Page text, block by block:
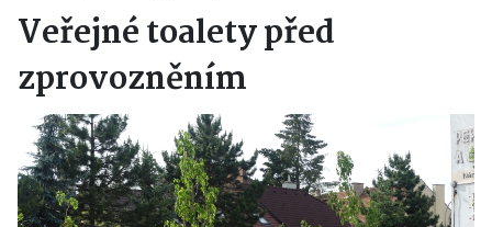
Veřejné toalety před
zprovozněním